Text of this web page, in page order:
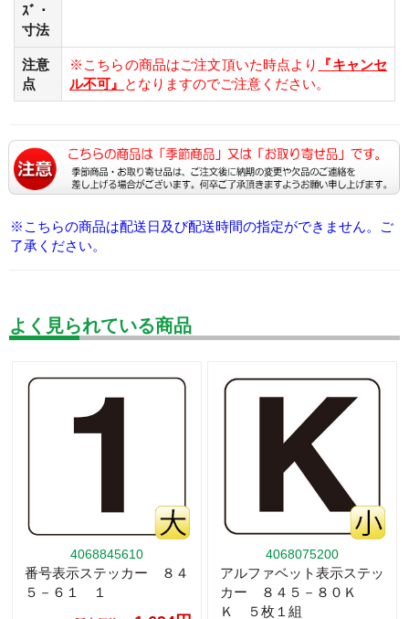
ｽﾞ・
寸法
注意
点
※こちらの商品はご注文頂いた時点より
『キャンセ
ル不可』 となりますのでご注意ください。
※こちらの商品は配送日及び配送時間の指定ができません。ご
了承ください。
よく見られている商品
4068845610
番号表示ステッカー ８４
５－６１ １
4068075200
アルファベット表示ステッ
カー ８４５－８０Ｋ
Ｋ ５枚１組